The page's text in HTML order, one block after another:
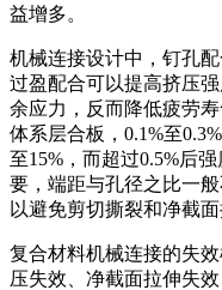
益增多。
机械连接设计中，钉孔
过盈配合可以提高挤压
余应力，反而降低疲劳
体系层合板，0.1%至
至15%，而超过0.5%后
要，端距与孔径之比一
以避免剪切撕裂和净截
复合材料机械连接的失
压失效、净截面拉伸失